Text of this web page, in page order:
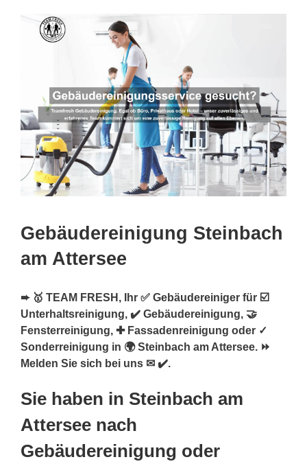
Gebäudereinigung Steinbach
am Attersee
➨ 🥇 TEAM FRESH, Ihr ✅ Gebäudereiniger für ☑️
Unterhaltsreinigung, ✔️ Gebäudereinigung, 🤝
Fensterreinigung, ✚ Fassadenreinigung oder ✓
Sonderreinigung in 🌍 Steinbach am Attersee. ⏩
Melden Sie sich bei uns ✉ ✔️.
Sie haben in Steinbach am
Attersee nach
Gebäudereinigung oder